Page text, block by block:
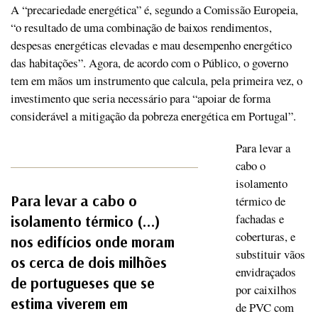
A “precariedade energética” é, segundo a Comissão Europeia,
“o resultado de uma combinação de baixos rendimentos,
despesas energéticas elevadas e mau desempenho energético
das habitações”. Agora, de acordo com o Público, o governo
tem em mãos um instrumento que calcula, pela primeira vez, o
investimento que seria necessário para “apoiar de forma
considerável a mitigação da pobreza energética em Portugal”.
Para levar a cabo o
isolamento térmico (…)
nos edifícios onde moram
os cerca de dois milhões
de portugueses que se
estima viverem em
Para levar a
cabo o
isolamento
térmico de
fachadas e
coberturas, e
substituir vãos
envidraçados
por caixilhos
de PVC com